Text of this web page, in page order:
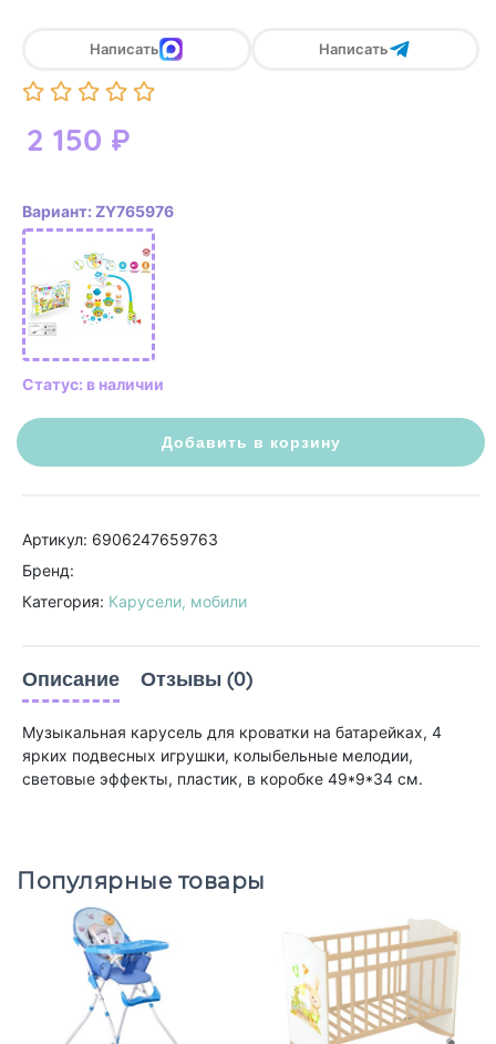
2 150 ₽
Написать Написать
Вариант: ZY765976
Статус: в наличии
Добавить в корзину
Артикул: 6906247659763
Бренд:
Категория: Карусели, мобили
Описание Отзывы (0)
Музыкальная карусель для кроватки на батарейках, 4
ярких подвесных игрушки, колыбельные мелодии,
световые эффекты, пластик, в коробке 49*9*34 см.
Популярные товары